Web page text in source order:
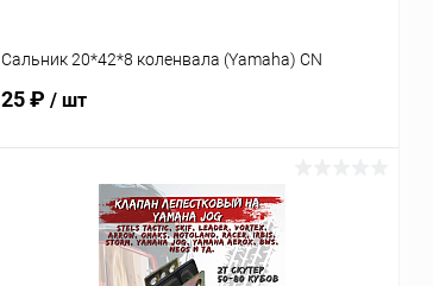
Сальник 20*42*8 коленвала (Yamaha) СN
25 ₽ / шт
В корзину